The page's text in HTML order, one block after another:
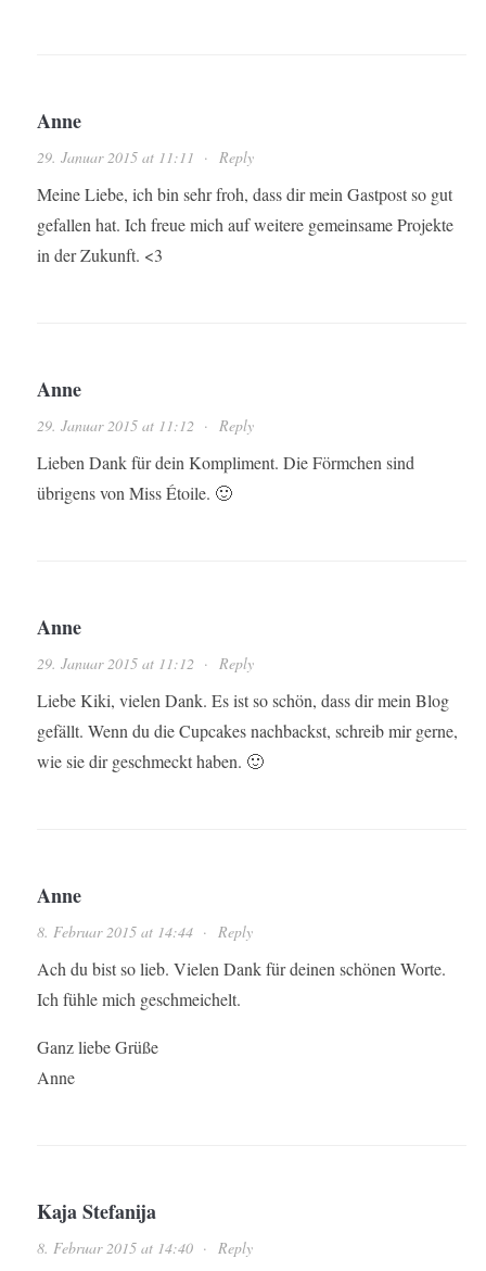
Anne
29. Januar 2015 at 11:11 · Reply
Meine Liebe, ich bin sehr froh, dass dir mein Gastpost so gut
gefallen hat. Ich freue mich auf weitere gemeinsame Projekte
in der Zukunft. <3
Anne
29. Januar 2015 at 11:12· Reply
Lieben Dank für dein Kompliment. Die Förmchen sind
übrigens von Miss Étoile. 🙂
Anne
29. Januar 2015 at 11:12· Reply
Liebe Kiki, vielen Dank. Es ist so schön, dass dir mein Blog
gefällt. Wenn du die Cupcakes nachbackst, schreib mir gerne,
wie sie dir geschmeckt haben. 🙂
Anne
8. Februar 2015 at 14:44· Reply
Ach du bist so lieb. Vielen Dank für deinen schönen Worte.
Ich fühle mich geschmeichelt.
Ganz liebe Grüße
Anne
Kaja Stefanija
8. Februar 2015 at 14:40· Reply